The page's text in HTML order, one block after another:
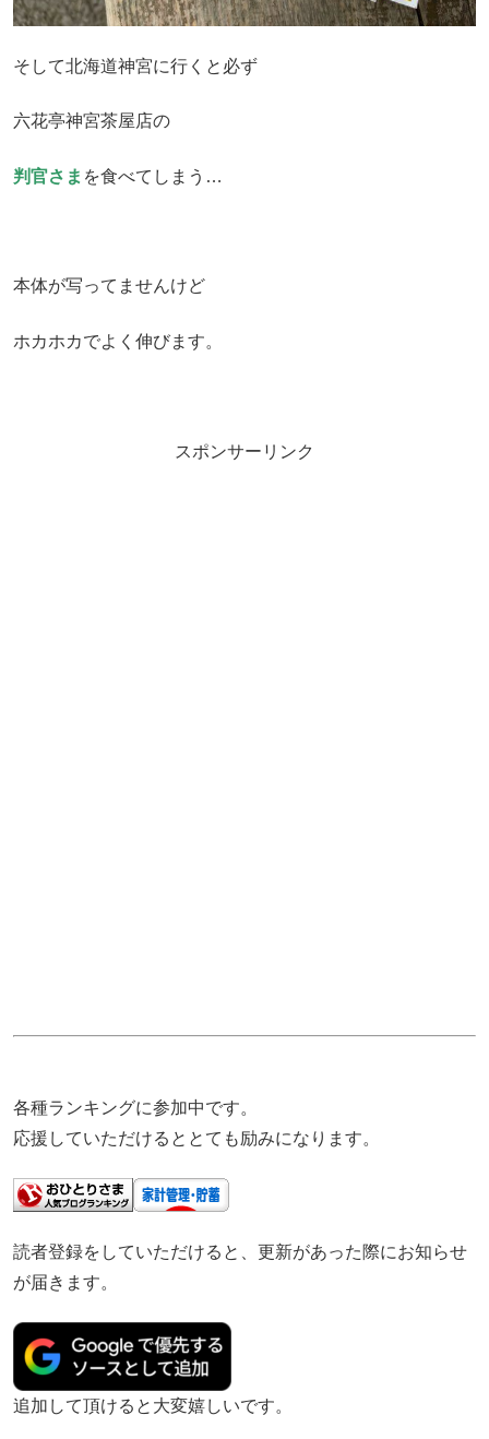
そして北海道神宮に行くと必ず
六花亭神宮茶屋店の
判官さま を食べてしまう…
本体が写ってませんけど
ホカホカでよく伸びます。
スポンサーリンク
各種ランキングに参加中です。
応援していただけるととても励みになります。
読者登録をしていただけると、更新があった際にお知らせ
が届きます。
追加して頂けると大変嬉しいです。